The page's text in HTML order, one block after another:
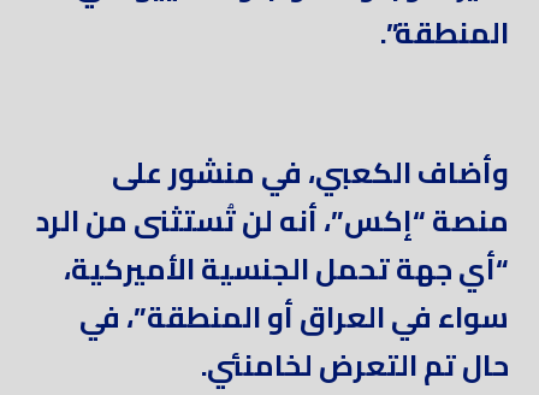
المنطقة”.
وأضاف الكعبي، في منشور على
منصة “إكس”، أنه لن تُستثنى من الرد
“أي جهة تحمل الجنسية الأميركية،
سواء في العراق أو المنطقة”، في
حال تم التعرض لخامنئي.